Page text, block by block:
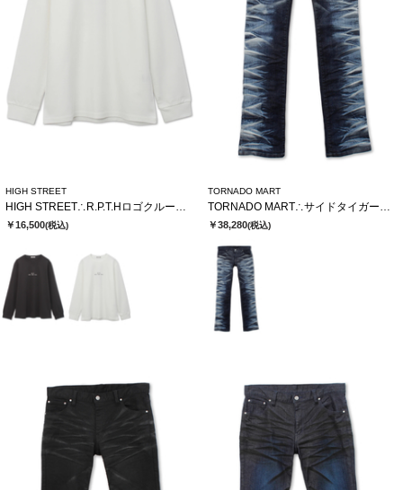
HIGH STREET
￥16,500(税込)
TORNADO MART
￥38,280(税込)